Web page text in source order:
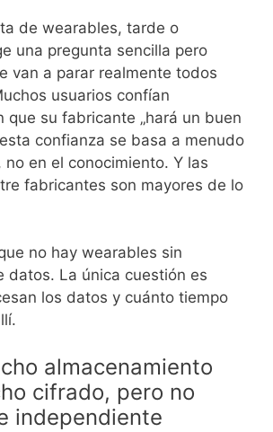
de wearables, tarde o
una pregunta sencilla pero
van a parar realmente todos
usuarios confían
que su fabricante „hará un buen
confianza se basa a menudo
no en el conocimiento. Y las
fabricantes son mayores de lo
no hay wearables sin
datos. La única cuestión es
los datos y cuánto tiempo
almacenamiento
cifrado, pero no
independiente